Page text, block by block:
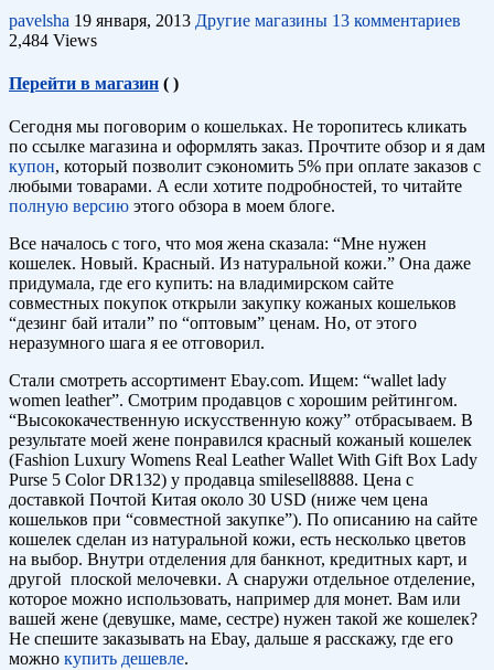
pavelsha 19 января, 2013 Другие магазины 13 комментариев
2,484 Views
Перейти в магазин ( )
Сегодня мы поговорим о кошельках. Не торопитесь кликать
по ссылке магазина и оформлять заказ. Прочтите обзор и я дам
купон, который позволит сэкономить 5% при оплате заказов с
любыми товарами. А если хотите подробностей, то читайте
полную версию этого обзора в моем блоге.
Все началось с того, что моя жена сказала: “Мне нужен
кошелек. Новый. Красный. Из натуральной кожи.” Она даже
придумала, где его купить: на владимирском сайте
совместных покупок открыли закупку кожаных кошельков
“дезинг бай итали” по “оптовым” ценам. Но, от этого
неразумного шага я ее отговорил.
Стали смотреть ассортимент Ebay.com. Ищем: “wallet lady
women leather”. Смотрим продавцов с хорошим рейтингом.
“Высококачественную искусственную кожу” отбрасываем. В
результате моей жене понравился красный кожаный кошелек
(Fashion Luxury Womens Real Leather Wallet With Gift Box Lady
Purse 5 Color DR132) у продавца smilesell8888. Цена c
доставкой Почтой Китая около 30 USD (ниже чем цена
кошельков при “совместной закупке”). По описанию на сайте
кошелек сделан из натуральной кожи, есть несколько цветов
на выбор. Внутри отделения для банкнот, кредитных карт, и
другой плоской мелочевки. А снаружи отдельное отделение,
которое можно использовать, например для монет. Вам или
вашей жене (девушке, маме, сестре) нужен такой же кошелек?
Не спешите заказывать на Ebay, дальше я расскажу, где его
можно купить дешевле.